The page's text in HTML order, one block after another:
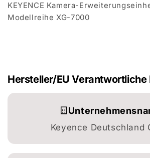
KEYENCE Kamera-
Modellreihe XG-7000
Hersteller/EU Verantwortliche
Keyence Deutschland